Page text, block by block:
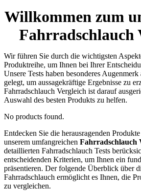
Willkommen zum
Fahrradschlauch
Wir führen Sie durch die wichtigsten
Produktreihe, um Ihnen bei Ihrer
Unsere Tests haben besonderes
gelegt, um aussagekräftige Ergebnisse zu
Fahrradschlauch Vergleich ist darauf
Auswahl des besten Produkts zu helfen.
No products found.
Entdecken Sie die herausragenden
unserem umfangreichen Fahrradschlauch
detaillierten Fahrradschlauch Tests
entscheidenden Kriterien, um Ihnen ein
präsentieren. Der folgende Überblick über
Fahrradschlauch ermöglicht es Ihnen, die
zu vergleichen.